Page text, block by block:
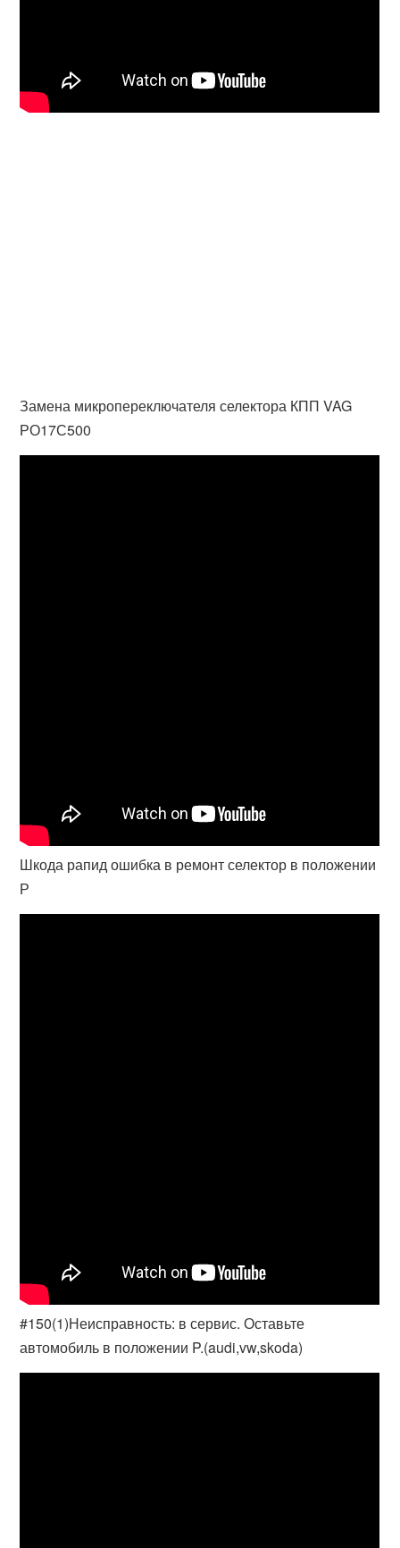
Замена микропереключателя селектора КПП VAG
РО17С500
Шкода рапид ошибка в ремонт селектор в положении
Р
#150(1)Неисправность: в сервис. Оставьте
автомобиль в положении P.(audi,vw,skoda)